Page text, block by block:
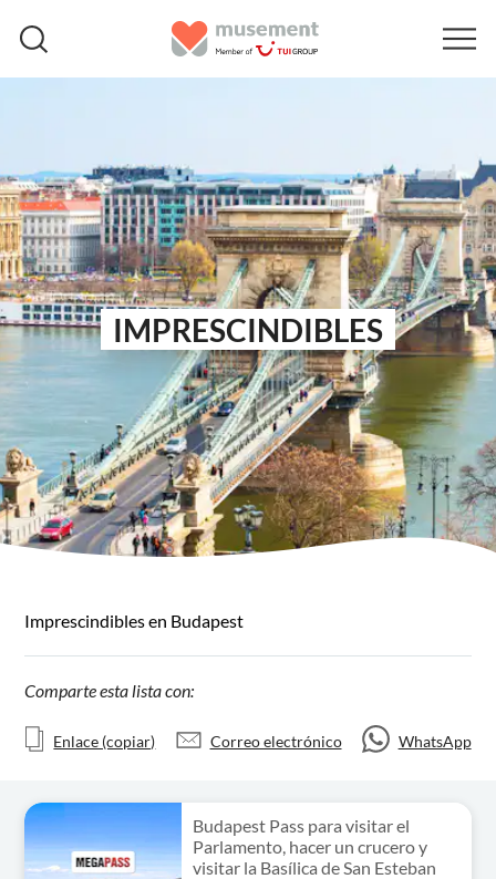
IMPRESCINDIBLES
Imprescindibles en Budapest
Comparte esta lista con:
Enlace (copiar) Correo electrónico WhatsApp
Budapest Pass para visitar el
Parlamento, hacer un crucero y
visitar la Basílica de San Esteban